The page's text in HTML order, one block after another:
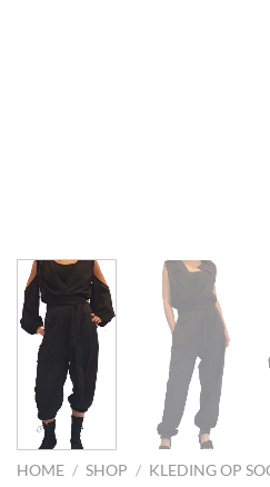
HOME / SHOP / KLEDING OP